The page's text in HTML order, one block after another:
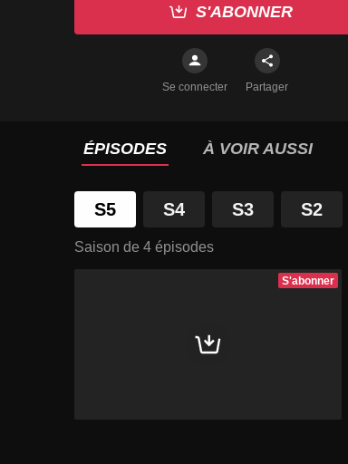
S'ABONNER
Se connecter Partager
ÉPISODES À VOIR AUSSI
S5 S4 S3 S2
Saison de 4 épisodes
S'abonner